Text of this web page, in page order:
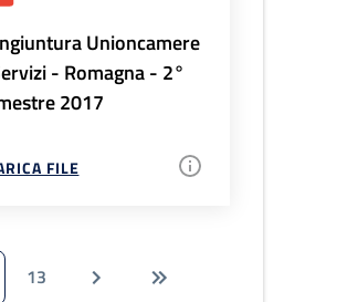
Unioncamere
- Romagna - 2°
2017
FILE
13